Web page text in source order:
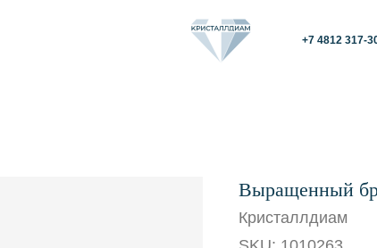
+7 4812 317-308
Выращенный
Кристаллдиам